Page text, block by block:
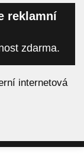
reklamní
zdarma.
internetová